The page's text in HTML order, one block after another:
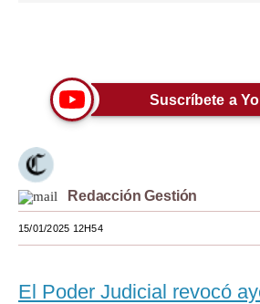
Viajes
Estilos
Mundo
EEUU
México
Suscríbete a
Redacción Gestión
15/01/2025 12H54
El Poder Judicial revocó